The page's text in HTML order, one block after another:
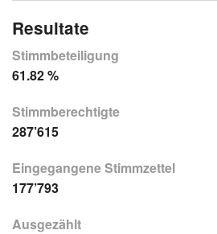
Resultate
Stimmbeteiligung
61.82 %
Stimmberechtigte
287’615
Eingegangene Stimmzettel
177’793
Ausgezählt